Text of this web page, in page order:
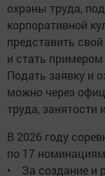
охраны труда,
корпоративной
представить
и стать
Подать заявку и
можно через
труда,
В 2026 году
по 17
• За создание и